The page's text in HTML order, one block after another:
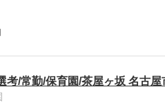
考/常勤/保育園/茶屋ヶ坂 名古